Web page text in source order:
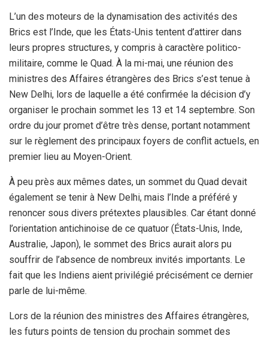
L’un des moteurs de la dynamisation des activités des
Brics est l’Inde, que les États-Unis tentent d’attirer dans
leurs propres structures, y compris à caractère politico-
militaire, comme le Quad. À la mi-mai, une réunion des
ministres des Affaires étrangères des Brics s’est tenue à
New Delhi, lors de laquelle a été confirmée la décision d’y
organiser le prochain sommet les 13 et 14 septembre. Son
ordre du jour promet d’être très dense, portant notamment
sur le règlement des principaux foyers de conflit actuels, en
premier lieu au Moyen-Orient.
À peu près aux mêmes dates, un sommet du Quad devait
également se tenir à New Delhi, mais l’Inde a préféré y
renoncer sous divers prétextes plausibles. Car étant donné
l’orientation antichinoise de ce quatuor (États-Unis, Inde,
Australie, Japon), le sommet des Brics aurait alors pu
souffrir de l’absence de nombreux invités importants. Le
fait que les Indiens aient privilégié précisément ce dernier
parle de lui-même.
Lors de la réunion des ministres des Affaires étrangères,
les futurs points de tension du prochain sommet des